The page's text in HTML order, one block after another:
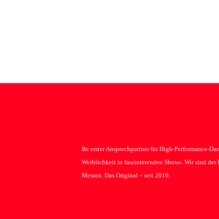
Ihr erster Ansprechpartner für High-Performance-
Weiblichkeit in faszinierenden Shows. Wir sind
Messen. Das Original – seit 2010.